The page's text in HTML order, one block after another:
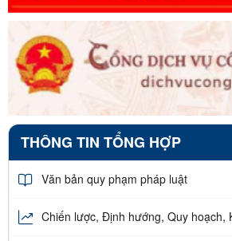
THÔNG TIN TỔNG HỢP
Văn bản quy phạm pháp luật
Chiến lược, Định hướng, Quy hoạch,